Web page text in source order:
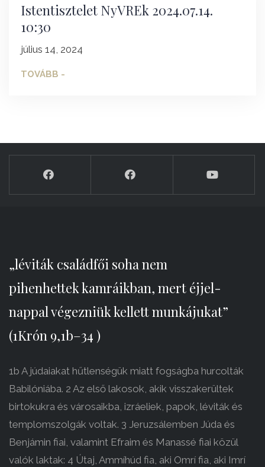
Istentisztelet NyVREk 2024.07.14.
10:30
július 14, 2024
TOVÁBB -
„léviták családfői soha nem
pihenhettek kamráikban, mert éjjel-
nappal végezniük kellett munkájukat”
(1Krón 9,1b–34 )
1b A júdaiakat hűtlenségük miatt fogságba hurcolták
Babilóniába. 2 Az első lakosok, akik visszakerültek
birtokukra és városaikba, izráeliek, papok, léviták és
templomszolgák voltak. 3 Jeruzsálemben Júda és
Benjámin fiai, valamint Efraim és Manassé fiai közül
valók laktak: 4 Útaj, Ammíhúd fia, aki Omrí fia, aki Imrí